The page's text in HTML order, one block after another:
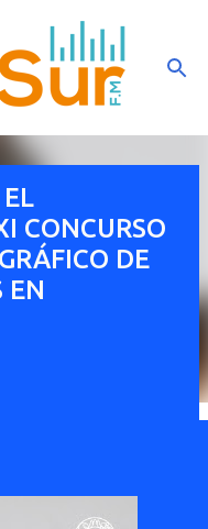
CONCURSO
DE
EN